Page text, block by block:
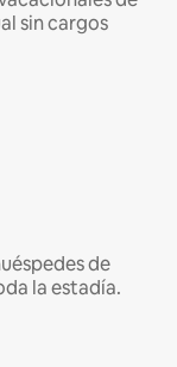
sin cargos
de
la estadía.